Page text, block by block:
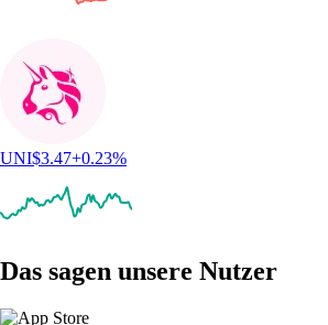
UNI$3.47+0.23%
Das sagen unsere Nutzer